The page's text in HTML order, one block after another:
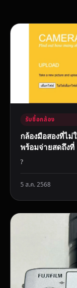
รับซื้อกล้อง
กล้องมือสองที่ไม่
พร้อมจ่ายสดถึงที่
?
5 ส.ค. 2568